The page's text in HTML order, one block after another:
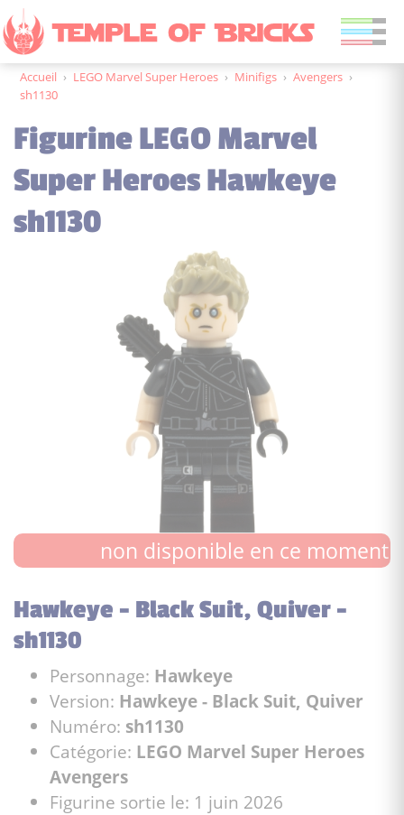
Accueil › LEGO Marvel Super Heroes › Minifigs › Avengers ›
sh1130
Figurine LEGO Marvel
Super Heroes Hawkeye
sh1130
non disponible en ce moment
Hawkeye - Black Suit, Quiver -
sh1130
Personnage: Hawkeye
Version: Hawkeye - Black Suit, Quiver
Numéro: sh1130
Catégorie: LEGO Marvel Super Heroes
Avengers
Figurine sortie le: 1 juin 2026